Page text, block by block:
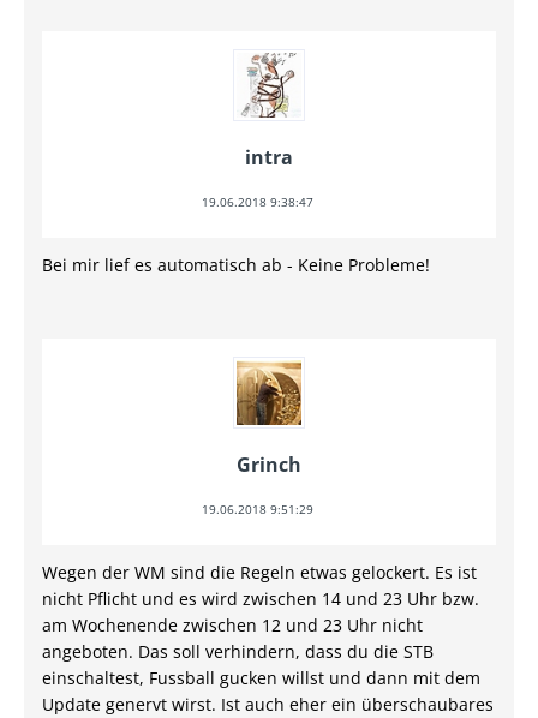
intra
19.06.2018 9:38:47
Bei mir lief es automatisch ab - Keine Probleme!
Grinch
19.06.2018 9:51:29
Wegen der WM sind die Regeln etwas gelockert. Es ist
nicht Pflicht und es wird zwischen 14 und 23 Uhr bzw.
am Wochenende zwischen 12 und 23 Uhr nicht
angeboten. Das soll verhindern, dass du die STB
einschaltest, Fussball gucken willst und dann mit dem
Update genervt wirst. Ist auch eher ein überschaubares